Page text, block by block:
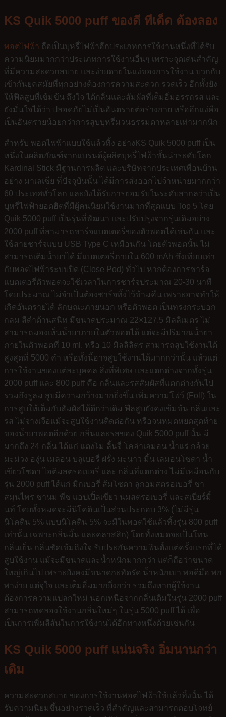
KS Quik 5000 puff ของดี ทีเด็ด ต้องลอง
พอตไฟฟ้า ถือเป็นบุหรี่ไฟฟ้าอีกประเภทการใช้งานหนึ่งที่ได้รับ
ความนิยมมากกว่าประเภทการใช้งานอื่นๆ เพราะจุดเด่นสำคัญ
ที่มีความสะดวกสบาย และง่ายดายในแง่ของการใช้งาน บวกกับ
เข้ากันยุคสมัยที่ทุกอย่างต้องการความสะดวก รวดเร็ว อีกทั้งยัง
ให้ฟีลสูบที่เข้มข้น ถึงใจ ได้กลิ่นและสัมผัสที่เต็มอิ่มอรรถรส และ
ยังมั่นใจได้ว่า ปลอดภัยไม่เป็นอันตรายต่อร่างกาย หรืออีกแง่คือ
เป็นอันตรายน้อยกว่าการสูบบุหรี่มวนธรรมดาหลายเท่ามากนัก
สำหรับ พอตไฟฟ้าแบบใช้แล้วทิ้ง อย่างKS Quik 5000 puff เป็น
หนึ่งในผลิตภัณฑ์จากแบรนด์ผู้ผลิตบุหรี่ไฟฟ้าชั้นนำระดับโลก
Kardinal Stick มีฐานการผลิต และบริษัทจากประเทศเพื่อนบ้าน
อย่าง มาเลเซีย ที่ปัจจุบันนั้น ได้มีการส่งออกไปจำหน่ายมากกว่า
60 ประเทศทั่วโลก และยังได้รับการยอมรับในระดับสากลว่าเป็น
บุหรี่ไฟฟ้ายอดฮิตที่มีผู้คนนิยมใช้งานมากที่สุดแบบ Top 5 โดย
Quik 5000 puff เป็นรุ่นที่พัฒนา และปรับปรุงจากรุ่นเดิมอย่าง
2000 puff ที่สามารถชาร์จแบตเตอรี่ของตัวพอตได้เช่นกัน และ
ใช้สายชาร์จแบบ USB Type C เหมือนกัน โดยตัวพอตนั้น ไม่
สามารถเติมน้ำยาได้ มีแบตเตอรี่ภายใน 600 mAh ซึ่งเทียบเท่า
กับพอตไฟฟ้าระบบปิด (Close Pod) ทั่วไป หากต้องการชาร์จ
แบตเตอรี่ตัวพอตจะใช้เวลาในการชาร์จประมาณ 20-30 นาที
โดยประมาณ ไม่จำเป็นต้องชาร์จทิ้งไว้ข้ามคืน เพราะอาจทำให้
เกิดอันตรายได้ ลักษณะภายนอก หรือตัวพอต เป็นทรงกระบอก
กลม สีดำด้านสนิท มีขนาดประมาณ 22×127.5 มิลลิเมตร ไม่
สามารถมองเห็นน้ำยาภายในตัวพอตได้ แต่จะมีปริมาณน้ำยา
ภายในตัวพอตที่ 10 ml. หรือ 10 มิลลิลิตร สามารถสูบใช้งานได้
สูงสุดที่ 5000 คำ หรือทั้งนี้อาจสูบใช้งานได้มากกว่านั้น แล้วแต่
การใช้งานของแต่ละบุคคล สิ่งที่พิเศษ และแตกต่างจากทั้งรุ่น
2000 puff และ 800 puff คือ กลิ่นและรสสัมผัสที่แตกต่างกันไป
รวมถึงรูลม สูบมีความกว้างมากยิ่งขึ้น เพิ่มความโฟว์ (Foll) ใน
การสูบให้เต็มกับสัมผัสได้ดีกว่าเดิม ฟีลสูบยังคงเข้มข้น กลิ่นและ
รส ไม่จางเจือแม้จะสูบใช้งานติดต่อกัน หรือจนหมดหยดสุดท้าย
ของน้ำยาพอตอีกด้วย กลิ่นและรสของ Quik 5000 puff นั้น มี
มากถึง 24 กลิ่น ได้แก่ แตงโม ลิ้นจี่ โคล่าเลมอน น้ำแร่ กล้วย
มะม่วง องุ่น เมลอน บลูเบอรี่ ฝรั่ง มะนาว มิ้น เลมอนโซดา น้ำ
เขียวโซดา ไอติมสตรอเบอรี่ และ กลิ่นที่แตกต่าง ไม่มีเหมือนกับ
รุ่น 2000 puff ได้แก่ มิกเบอรี่ ส้มโซดา ลูกอมสตรอเบอรี่ ชา
สมุนไพร ชานม พีช แอปเปิ้ลเขียว นมสตรอเบอรี่ และสเปียร์มิ้
นท์ โดยทั้งหมดจะมีนิโคตินเป็นส่วนประกอบ 3% (ไม่มีรุ่น
นิโคติน 5% แบบนิโคติน 5% จะมีในพอตใช้แล้วทิ้งรุ่น 800 puff
เท่านั้น เฉพาะกลิ่นมิ้น และคลาสสิก) โดยทั้งหมดจะเป็นโทน
กลิ่นเย็น กลิ่นชัดเข้มถึงใจ รับประกันความฟินตั้งแต่ครั้งแรกที่ได้
สูบใช้งาน แม้จะมีขนาดและน้ำหนักมากกว่า แต่ก็ถือว่าขนาด
ใหญ่เกินไป เพราะยังคงมีขนาดกะทัดรัด น้ำหนักเบา พอดีมือ พก
พาง่าย แต่จุใจ และเต็มอิ่มมากยิ่งกว่า รวมถึงหากผู้ใช้งาน
ต้องการความแปลกใหม่ นอกเหนือจากกลิ่นเดิมในรุ่น 2000 puff
สามารถทดลองใช้งานกลิ่นใหม่ๆ ในรุ่น 5000 puff ได้ เพื่อ
เป็นการเพิ่มสีสันในการใช้งานได้อีกทางหนึ่งด้วยเช่นกัน
KS Quik 5000 puff แน่นจริง อิ่มนานกว่า
เดิม
ความสะดวกสบาย ของการใช้งานพอตไฟฟ้าใช้แล้วทิ้งนั้น ได้
รับความนิยมขึ้นอย่างรวดเร็ว ที่สำคัญและสามารถตอบโจทย์